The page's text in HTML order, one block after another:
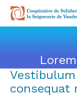
consequat